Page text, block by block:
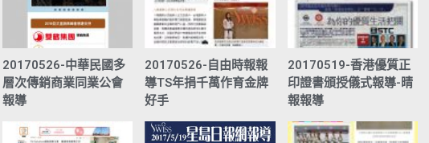
20170526-中華民國多
層次傳銷商業同業公會
報導
20170526-自由時報報
導TS年捐千萬作育金牌
好手
20170519-香港優質正
印證書頒授儀式報導-晴
報報導